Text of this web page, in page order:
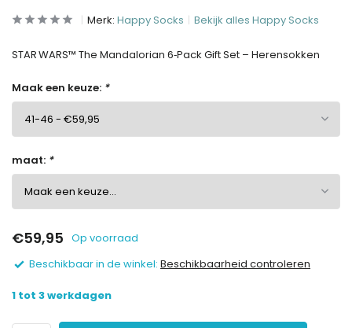
Merk: Happy Socks Bekijk alles Happy Socks
STAR WARS™ The Mandalorian 6‑Pack Gift Set – Herensokken
Maak een keuze: *
maat: *
€59,95 Op voorraad
Beschikbaar in de winkel: Beschikbaarheid controleren
1 tot 3 werkdagen